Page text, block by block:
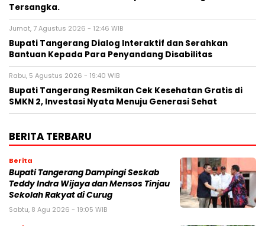
Tersangka.
Jumat, 7 Agustus 2026 - 12:46 WIB
Bupati Tangerang Dialog Interaktif dan Serahkan
Bantuan Kepada Para Penyandang Disabilitas
Rabu, 5 Agustus 2026 - 19:40 WIB
‎Bupati Tangerang Resmikan Cek Kesehatan Gratis di
SMKN 2, Investasi Nyata Menuju Generasi Sehat
BERITA TERBARU
Berita
Bupati Tangerang Dampingi Seskab
Teddy Indra Wijaya dan Mensos Tinjau
Sekolah Rakyat di Curug
Sabtu, 8 Agu 2026 - 19:05 WIB